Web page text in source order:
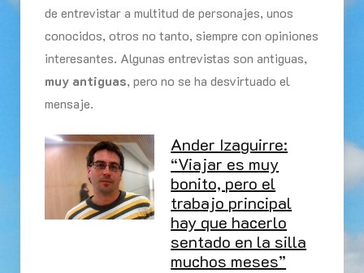
de entrevistar a multitud de personajes, unos
conocidos, otros no tanto, siempre con opiniones
interesantes. Algunas entrevistas son antiguas,
muy antiguas, pero no se ha desvirtuado el
mensaje.
Ander Izaguirre:
“Viajar es muy
bonito, pero el
trabajo principal
hay que hacerlo
sentado en la silla
muchos meses”